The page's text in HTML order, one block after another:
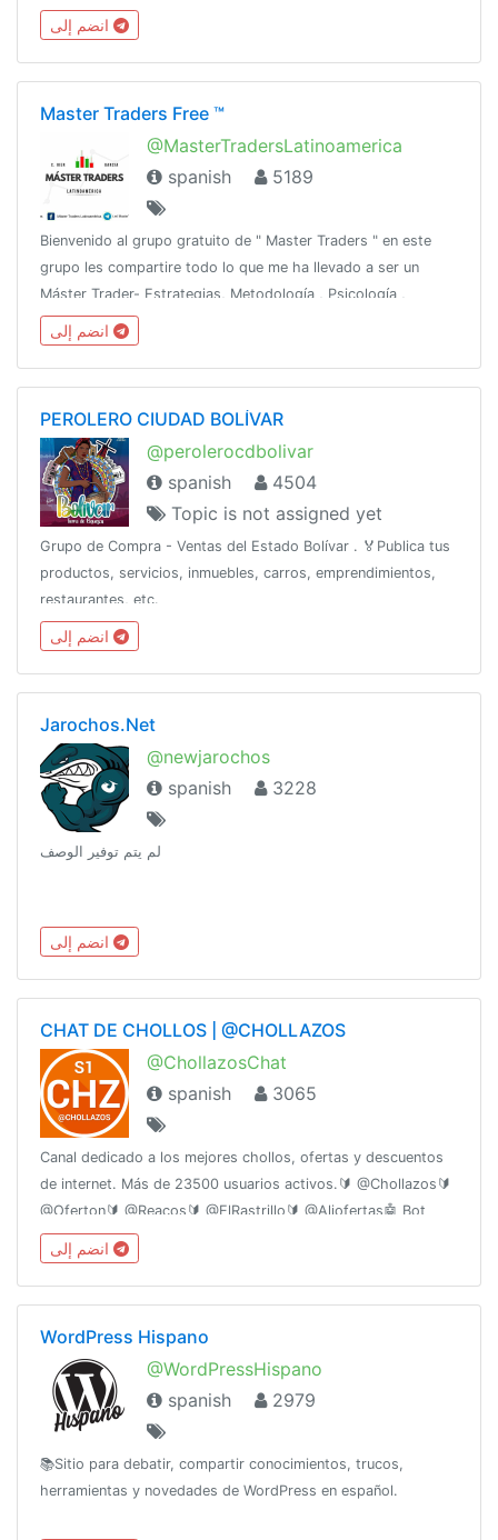
Master Traders Free ™
@MasterTradersLatinoamerica
spanish
5189
Bienvenido al grupo gratuito de " Master Traders " en este
grupo les compartire todo lo que me ha llevado a ser un
Máster Trader- Estrategias, Metodología , Psicología ,
Chartismo, Patrones de velas.Master Traders VIP ( 250
dólares BIMESTRAL )
PEROLERO CIUDAD BOLÍVAR
@perolerocdbolivar
spanish
4504
Topic is not assigned yet
Grupo de Compra - Ventas del Estado Bolívar . 🏅Publica tus
productos, servicios, inmuebles, carros, emprendimientos,
restaurantes, etc.
Jarochos.Net
@newjarochos
spanish
3228
لم يتم توفير الوصف
CHAT DE CHOLLOS | @CHOLLAZOS
@ChollazosChat
spanish
3065
Canal dedicado a los mejores chollos, ofertas y descuentos
de internet. Más de 23500 usuarios activos.🔰 @Chollazos🔰
@Oferton🔰 @Reacos🔰 @ElRastrillo🔰 @Aliofertas🤖 Bot
para buscar ofertas: @ofertascanalbot
WordPress Hispano
@WordPressHispano
spanish
2979
📚Sitio para debatir, compartir conocimientos, trucos,
herramientas y novedades de WordPress en español.